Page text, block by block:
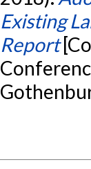
Existing
Report